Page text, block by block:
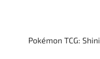
Pokémon TCG: